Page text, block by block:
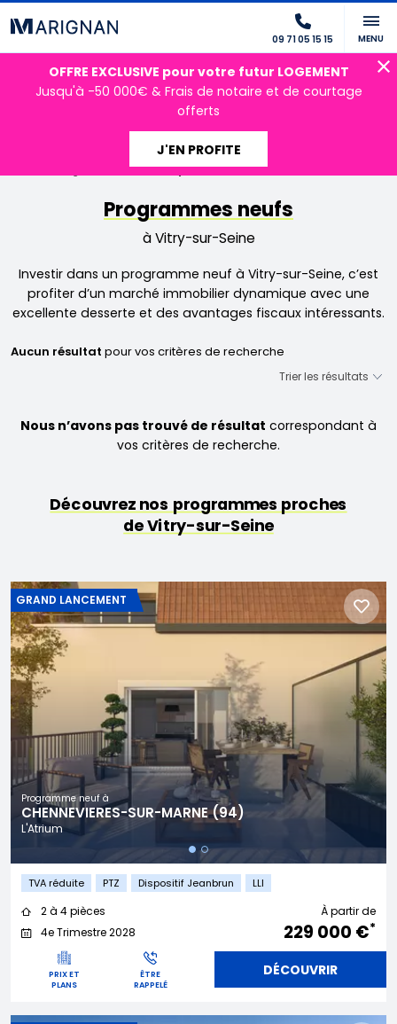
09 71 05 15 15 MENU
OFFRE EXCLUSIVE pour votre futur LOGEMENT
Jusqu'à -50 000€ & Frais de notaire et de courtage
offerts
J'EN PROFITE
Programmes neufs Vitry-sur-Seine
Programmes neufs
à Vitry-sur-Seine
Investir dans un programme neuf à Vitry-sur-Seine, c’est
profiter d’un marché immobilier dynamique avec une
excellente desserte et des avantages fiscaux intéressants.
Aucun résultat pour vos critères de recherche
Nous n’avons pas trouvé de résultat correspondant à
vos critères de recherche.
Découvrez nos programmes proches
de Vitry-sur-Seine
Programme neuf à
CHENNEVIERES-SUR-MARNE (94)
L'Atrium
GRAND LANCEMENT
TVA réduite PTZ Dispositif Jeanbrun LLI
2 à 4 pièces
4e Trimestre 2028
À partir de
229 000 €*
PRIX ET
PLANS
ÊTRE
RAPPELÉ
DÉCOUVRIR